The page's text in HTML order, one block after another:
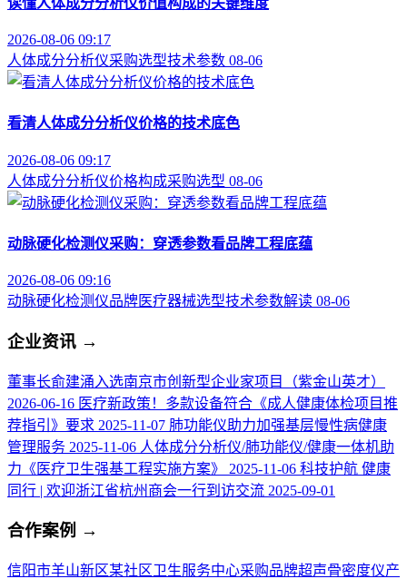
2026-08-06 09:17
人体成分分析仪采购选型技术参数 08-06
看清人体成分分析仪价格的技术底色
2026-08-06 09:17
人体成分分析仪价格构成采购选型 08-06
动脉硬化检测仪采购：穿透参数看品牌工程底蕴
2026-08-06 09:16
动脉硬化检测仪品牌医疗器械选型技术参数解读 08-06
企业资讯 →
董事长俞建涌入选南京市创新型企业家项目（紫金山英才）
2026-06-16 医疗新政策！多款设备符合《成人健康体检项目推
荐指引》要求 2025-11-07 肺功能仪助力加强基层慢性病健康
管理服务 2025-11-06 人体成分分析仪/肺功能仪/健康一体机助
力《医疗卫生强基工程实施方案》
2025-11-06 科技护航 健康
同行 | 欢迎浙江省杭州商会一行到访交流 2025-09-01
合作案例 →
信阳市羊山新区某社区卫生服务中心采购品牌超声骨密度仪产